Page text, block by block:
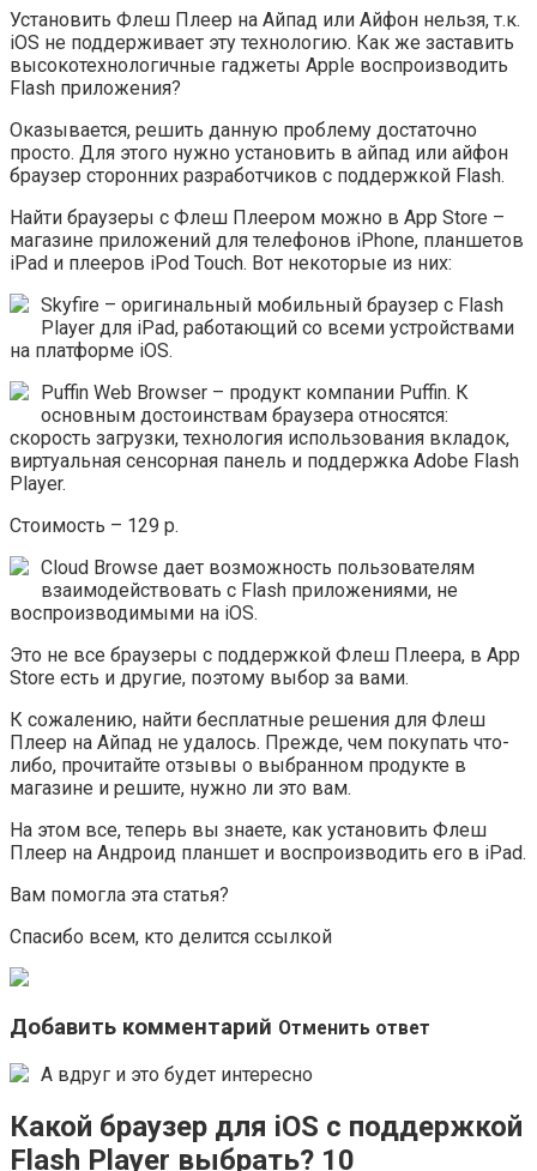
Установить Флеш Плеер на Айпад или Айфон нельзя, т.к.
iOS не поддерживает эту технологию. Как же заставить
высокотехнологичные гаджеты Apple воспроизводить
Flash приложения?
Оказывается, решить данную проблему достаточно
просто. Для этого нужно установить в айпад или айфон
браузер сторонних разработчиков с поддержкой Flash.
Найти браузеры c Флеш Плеером можно в App Store –
магазине приложений для телефонов iPhone, планшетов
iPad и плееров iPod Touch. Вот некоторые из них:
Skyfire – оригинальный мобильный браузер с Flash
Player для iPad, работающий со всеми устройствами
на платформе iOS.
Puffin Web Browser – продукт компании Puffin. К
основным достоинствам браузера относятся:
скорость загрузки, технология использования вкладок,
виртуальная сенсорная панель и поддержка Adobe Flash
Player.
Стоимость – 129 р.
Cloud Browse дает возможность пользователям
взаимодействовать с Flash приложениями, не
воспроизводимыми на iOS.
Это не все браузеры с поддержкой Флеш Плеера, в App
Store есть и другие, поэтому выбор за вами.
К сожалению, найти бесплатные решения для Флеш
Плеер на Айпад не удалось. Прежде, чем покупать что-
либо, прочитайте отзывы о выбранном продукте в
магазине и решите, нужно ли это вам.
На этом все, теперь вы знаете, как установить Флеш
Плеер на Андроид планшет и воспроизводить его в iPad.
Вам помогла эта статья?
Спасибо всем, кто делится ссылкой
Добавить комментарий Отменить ответ
А вдруг и это будет интересно
Какой браузер для iOS с поддержкой
Flash Player выбрать? 10